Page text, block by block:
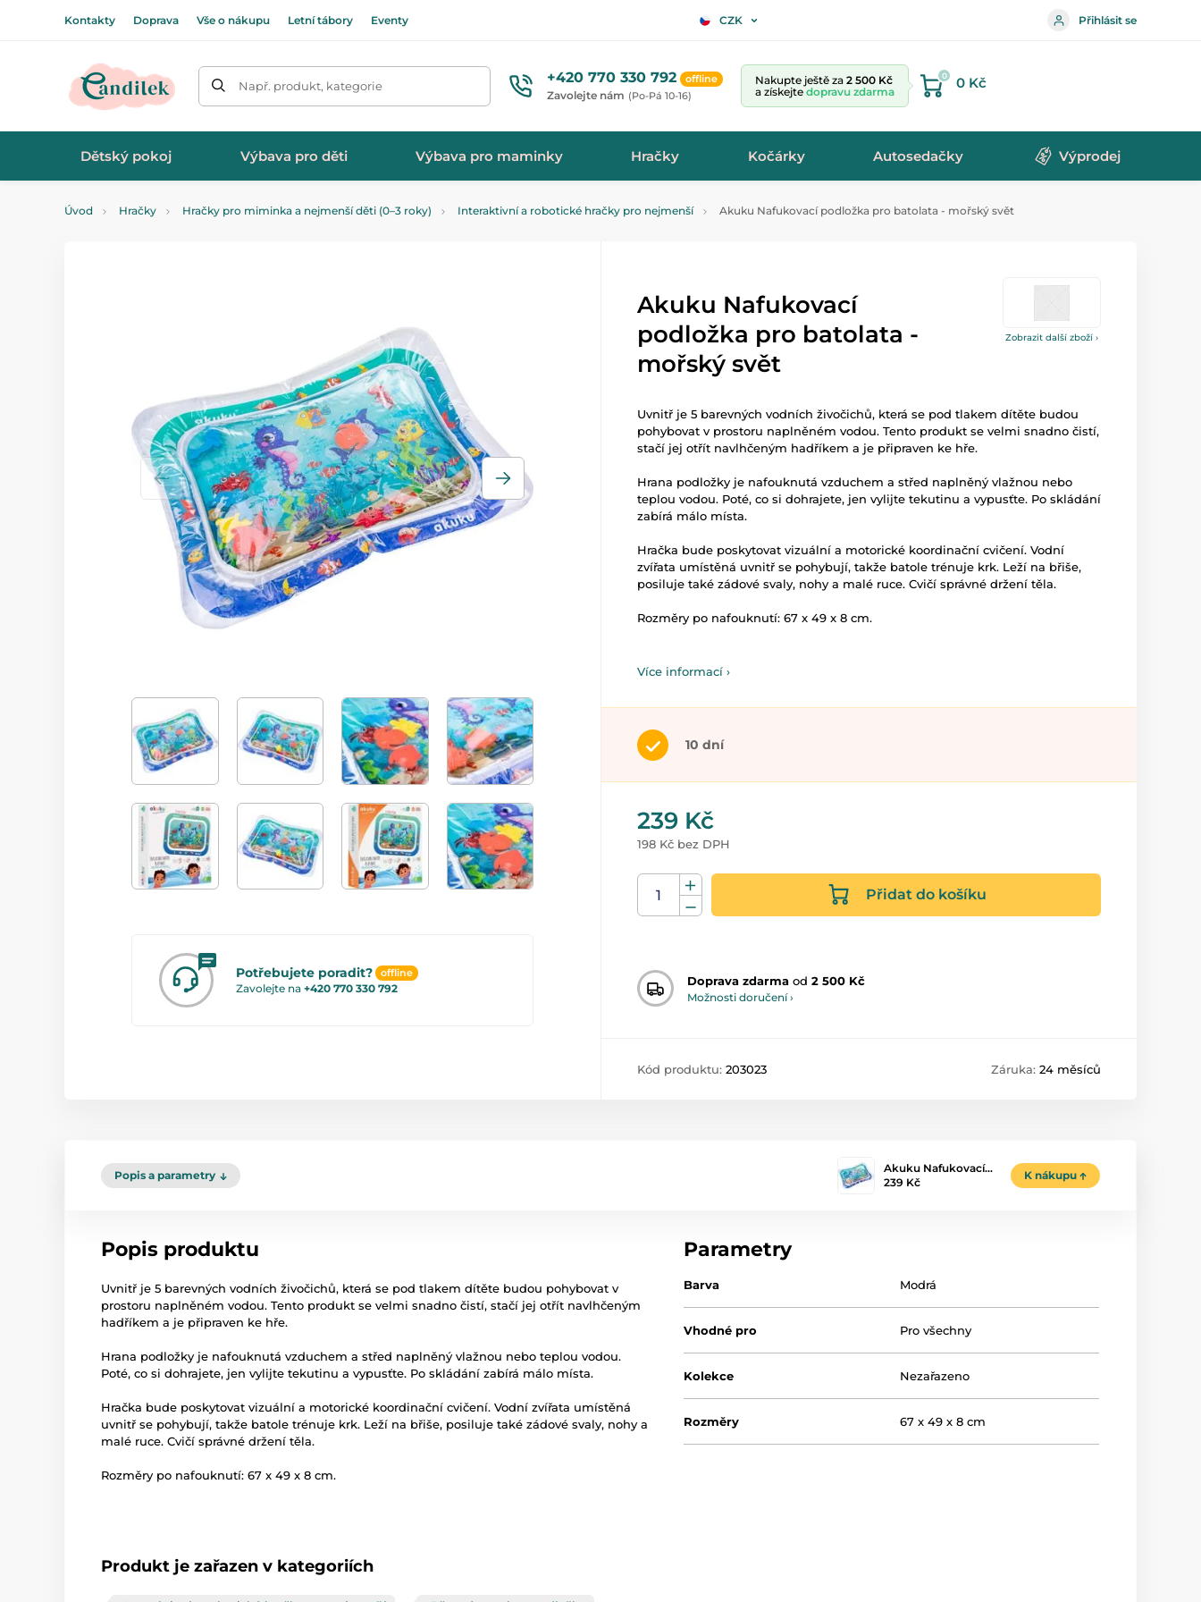
Kontakty Doprava Vše o nákupu Letní tábory Eventy CZK Přihlásit se
Např. produkt, kategorie +420 770 330 792 offline
Zavolejte nám (Po-Pá 10-16)
Nakupte ještě za 2 500 Kč
a získejte dopravu zdarma
0 0 Kč
Dětský pokoj Výbava pro děti Výbava pro maminky Hračky Kočárky Autosedačky Výprodej
Úvod Hračky Hračky pro miminka a nejmenší děti (0–3 roky) Interaktivní a robotické hračky pro nejmenší Akuku Nafukovací podložka pro batolata - mořský svět
Zobrazit další zboží ›
Potřebujete poradit? offline
Zavolejte na +420 770 330 792
Akuku Nafukovací
podložka pro batolata -
mořský svět
Uvnitř je 5 barevných vodních živočichů, která se pod tlakem dítěte budou
pohybovat v prostoru naplněném vodou. Tento produkt se velmi snadno čistí,
stačí jej otřít navlhčeným hadříkem a je připraven ke hře.
Hrana podložky je nafouknutá vzduchem a střed naplněný vlažnou nebo
teplou vodou. Poté, co si dohrajete, jen vylijte tekutinu a vypusťte. Po skládání
zabírá málo místa.
Hračka bude poskytovat vizuální a motorické koordinační cvičení. Vodní
zvířata umístěná uvnitř se pohybují, takže batole trénuje krk. Leží na břiše,
posiluje také zádové svaly, nohy a malé ruce. Cvičí správné držení těla.
Rozměry po nafouknutí: 67 x 49 x 8 cm.
Více informací ›
10 dní
239 Kč
198 Kč bez DPH
Přidat do košíku
Doprava zdarma od 2 500 Kč
Možnosti doručení ›
Kód produktu: 203023 Záruka: 24 měsíců
Popis a parametry
Akuku Nafukovací…
239 Kč
K nákupu
Popis produktu
Uvnitř je 5 barevných vodních živočichů, která se pod tlakem dítěte budou pohybovat v
prostoru naplněném vodou. Tento produkt se velmi snadno čistí, stačí jej otřít navlhčeným
hadříkem a je připraven ke hře.
Hrana podložky je nafouknutá vzduchem a střed naplněný vlažnou nebo teplou vodou.
Poté, co si dohrajete, jen vylijte tekutinu a vypusťte. Po skládání zabírá málo místa.
Hračka bude poskytovat vizuální a motorické koordinační cvičení. Vodní zvířata umístěná
uvnitř se pohybují, takže batole trénuje krk. Leží na břiše, posiluje také zádové svaly, nohy a
malé ruce. Cvičí správné držení těla.
Rozměry po nafouknutí: 67 x 49 x 8 cm.
Produkt je zařazen v kategoriích
Parametry
Barva Modrá
Vhodné pro Pro všechny
Kolekce Nezařazeno
Rozměry 67 x 49 x 8 cm